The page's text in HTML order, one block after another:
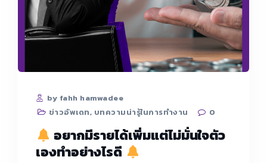
by fahh hamwadee
ข่าวอัพเดท, บทความน่ารู้ในการทำงาน 0
อยากมีรายได้เพิ่มแต่ไม่มั่นใจตัว
เองทำอย่างไรดี